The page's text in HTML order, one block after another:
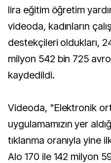
lira eğitim öğretim
videoda, kadınların
destekçileri oldukları,
milyon 542 bin 725
kaydedildi.
Videoda, "Elektronik
uygulamamızın yer
tıklanma oranıyla yine
Alo 170 ile 142 milyon